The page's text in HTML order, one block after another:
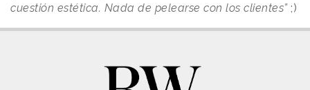
cuestión estética. Nada de pelearse con los clientes”;)